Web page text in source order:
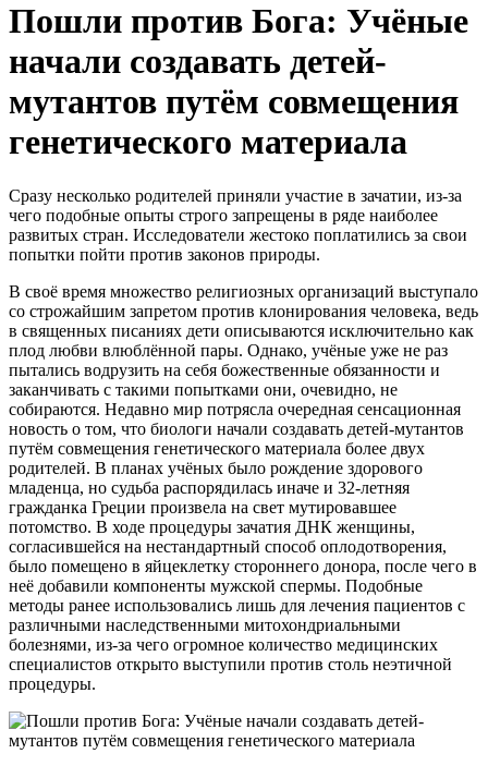
Пошли против Бога: Учёные
начали создавать детей-
мутантов путём совмещения
генетического материала
Сразу несколько родителей приняли участие в зачатии, из-за
чего подобные опыты строго запрещены в ряде наиболее
развитых стран. Исследователи жестоко поплатились за свои
попытки пойти против законов природы.
В своё время множество религиозных организаций выступало
со строжайшим запретом против клонирования человека, ведь
в священных писаниях дети описываются исключительно как
плод любви влюблённой пары. Однако, учёные уже не раз
пытались водрузить на себя божественные обязанности и
заканчивать с такими попытками они, очевидно, не
собираются. Недавно мир потрясла очередная сенсационная
новость о том, что биологи начали создавать детей-мутантов
путём совмещения генетического материала более двух
родителей. В планах учёных было рождение здорового
младенца, но судьба распорядилась иначе и 32-летняя
гражданка Греции произвела на свет мутировавшее
потомство. В ходе процедуры зачатия ДНК женщины,
согласившейся на нестандартный способ оплодотворения,
было помещено в яйцеклетку стороннего донора, после чего в
неё добавили компоненты мужской спермы. Подобные
методы ранее использовались лишь для лечения пациентов с
различными наследственными митохондриальными
болезнями, из-за чего огромное количество медицинских
специалистов открыто выступили против столь неэтичной
процедуры.